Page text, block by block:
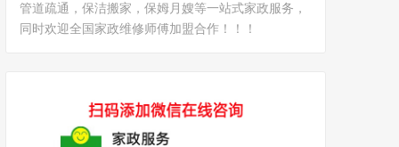
管道疏通，保洁搬家，保姆月嫂等一站式家政服务，
同时欢迎全国家政维修师傅加盟合作！！！